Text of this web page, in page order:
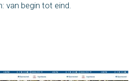
van begin tot eind.